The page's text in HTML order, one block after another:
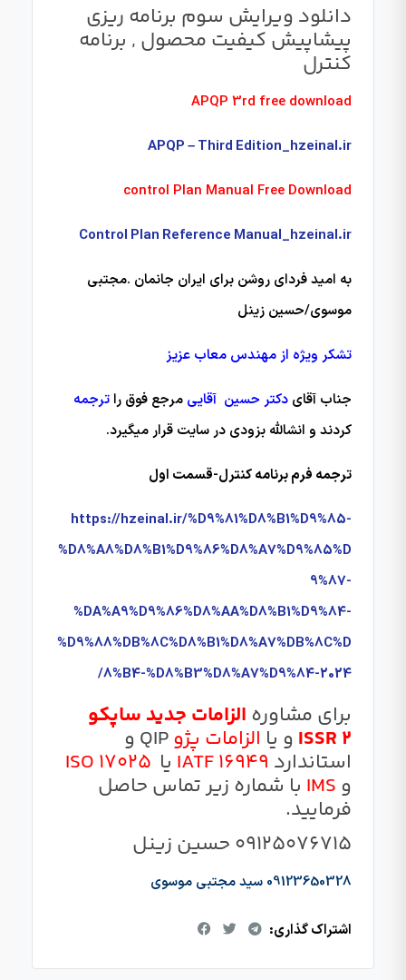
دانلود ویرایش سوم برنامه ریزی
پیشاپیش کیفیت محصول , برنامه
کنترل
APQP 3rd free download
APQP – Third Edition_hzeinal.ir
control Plan Manual Free Download
Control Plan Reference Manual_hzeinal.ir
به امید فردای روشن برای ایران جانمان .مجتبی
موسوی/حسین زینل
تشکر ویژه از مهندس معاب عزیز
جناب آقای دکتر حسین آقایی مرجع فوق راترجمه
کردند و انشالله بزودی در سایت قرار میگیرد.
ترجمه فرم برنامه کنترل-قسمت اول
https://hzeinal.ir/%D9%81%D8%B1%D9%85-
%D8%A8%D8%B1%D9%86%D8%A7%D9%85%D
9%87-
%DA%A9%D9%86%D8%AA%D8%B1%D9%84-
%D9%88%DB%8C%D8%B1%D8%A7%DB%8C%D
8%B4-%D8%B3%D8%A7%D9%84-2024/
برای مشاوره الزامات جدید ساپکو
ISSR 2 و یا الزامات پژو QIP و
استاندارد IATF 16949 یا ISO 17025
و IMS با شماره زیر تماس حاصل
فرمایید.
09125076715 حسین زینل
09123650328 سید مجتبی موسوی
اشتراک گذاری: